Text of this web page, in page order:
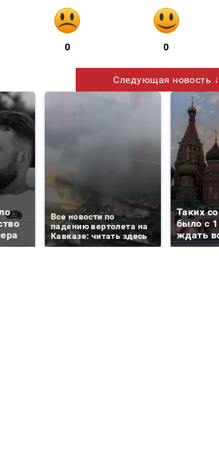
0 0
Следующая новость ↓
Все новости по
падению вертолета на
Кавказе: читать здесь
Таких
было с
ждать